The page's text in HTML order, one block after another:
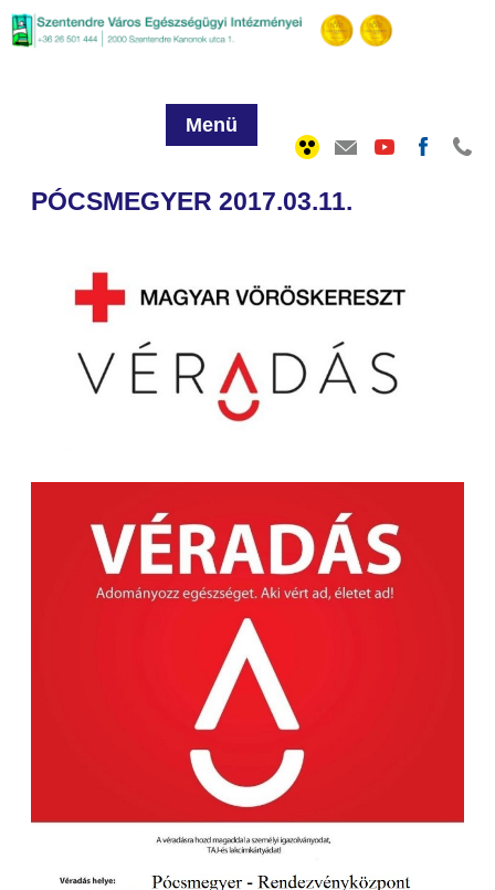
Menü
PÓCSMEGYER 2017.03.11.